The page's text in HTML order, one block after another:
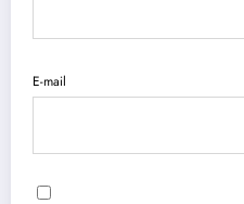
E-mail